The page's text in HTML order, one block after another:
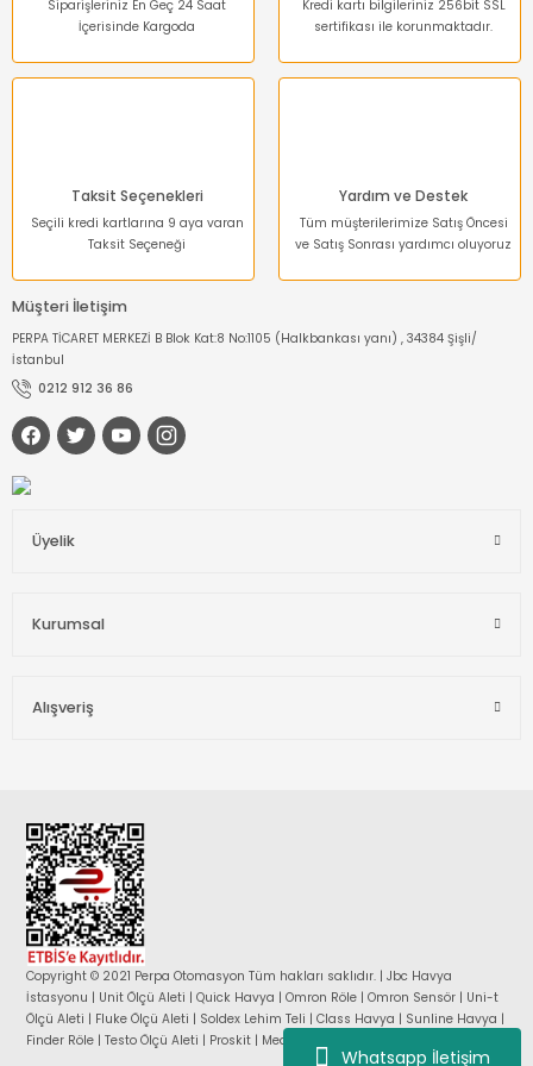
Whatsapp İletişim
Siparişleriniz En Geç 24 Saat
İçerisinde Kargoda
Kredi kartı bilgileriniz 256bit SSL
sertifikası ile korunmaktadır.
Taksit Seçenekleri
Seçili kredi kartlarına 9 aya varan
Taksit Seçeneği
Yardım ve Destek
Tüm müşterilerimize Satış Öncesi
ve Satış Sonrası yardımcı oluyoruz
Müşteri İletişim
PERPA TİCARET MERKEZİ B Blok Kat:8 No:1105 (Halkbankası yanı) , 34384 Şişli/
İstanbul
0212 912 36 86
Üyelik
Kurumsal
Alışveriş
Copyright © 2021 Perpa Otomasyon Tüm hakları saklıdır. | Jbc Havya
İstasyonu | Unit Ölçü Aleti | Quick Havya | Omron Röle | Omron Sensör | Uni-t
Ölçü Aleti | Fluke Ölçü Aleti | Soldex Lehim Teli | Class Havya | Sunline Havya |
Finder Röle | Testo Ölçü Aleti | Proskit | Mean Well Güç Kaynağı |